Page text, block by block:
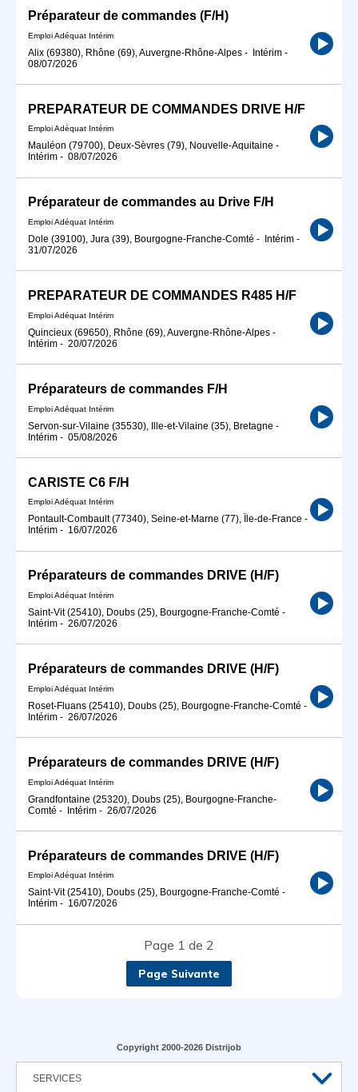
Préparateur de commandes (F/H)
Emploi Adéquat Intérim
Alix (69380), Rhône (69), Auvergne-Rhône-Alpes - Intérim -
08/07/2026
PREPARATEUR DE COMMANDES DRIVE H/F
Emploi Adéquat Intérim
Mauléon (79700), Deux-Sèvres (79), Nouvelle-Aquitaine -
Intérim - 08/07/2026
Préparateur de commandes au Drive F/H
Emploi Adéquat Intérim
Dole (39100), Jura (39), Bourgogne-Franche-Comté - Intérim -
31/07/2026
PREPARATEUR DE COMMANDES R485 H/F
Emploi Adéquat Intérim
Quincieux (69650), Rhône (69), Auvergne-Rhône-Alpes -
Intérim - 20/07/2026
Préparateurs de commandes F/H
Emploi Adéquat Intérim
Servon-sur-Vilaine (35530), Ille-et-Vilaine (35), Bretagne -
Intérim - 05/08/2026
CARISTE C6 F/H
Emploi Adéquat Intérim
Pontault-Combault (77340), Seine-et-Marne (77), Île-de-France -
Intérim - 16/07/2026
Préparateurs de commandes DRIVE (H/F)
Emploi Adéquat Intérim
Saint-Vit (25410), Doubs (25), Bourgogne-Franche-Comté -
Intérim - 26/07/2026
Préparateurs de commandes DRIVE (H/F)
Emploi Adéquat Intérim
Roset-Fluans (25410), Doubs (25), Bourgogne-Franche-Comté -
Intérim - 26/07/2026
Préparateurs de commandes DRIVE (H/F)
Emploi Adéquat Intérim
Grandfontaine (25320), Doubs (25), Bourgogne-Franche-
Comté - Intérim - 26/07/2026
Préparateurs de commandes DRIVE (H/F)
Emploi Adéquat Intérim
Saint-Vit (25410), Doubs (25), Bourgogne-Franche-Comté -
Intérim - 16/07/2026
Page 1 de 2
Page Suivante
Copyright 2000-2026 Distrijob
SERVICES